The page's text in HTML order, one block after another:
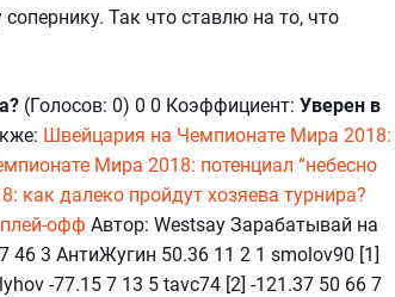
Так что ставлю на то, что
(Голосов: 0) 0 0 Коэффициент: Уверен в
Швейцария на Чемпионате Мира 2018:
Мира 2018: потенциал “небесно
как далеко пройдут хозяева турнира?
офф Автор: Westsay Зарабатывай на
3 АнтиЖугин 50.36 11 2 1 smolov90 [1]
-77.15 7 13 5 tavc74 [2] -121.37 50 66 7